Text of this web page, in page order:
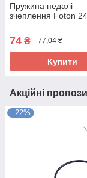
Пружина педалі
зчеплення Foton
74 ₴ 77,04 ₴
Купити
Акційні
–22%